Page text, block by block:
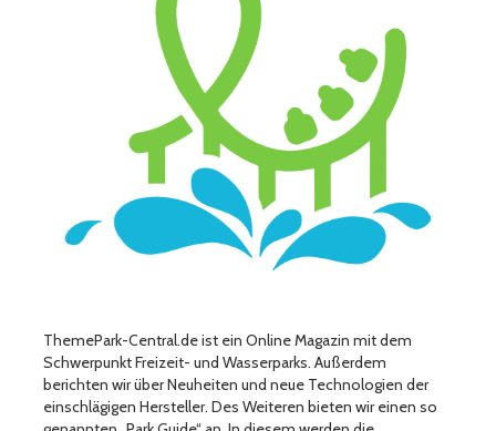
ThemePark-Central.de ist ein Online Magazin mit dem
Schwerpunkt Freizeit- und Wasserparks. Außerdem
berichten wir über Neuheiten und neue Technologien der
einschlägigen Hersteller. Des Weiteren bieten wir einen so